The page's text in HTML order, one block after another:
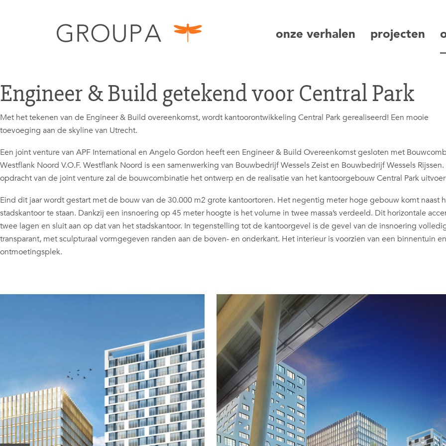
onze verhalen projecten
zoeken
Engineer & Build getekend voor Central Park
Met het tekenen van de Engineer & Build overeenkomst, wordt kantoorontwikkeling Central Park gerealiseerd! Een mooie
toevoeging aan de skyline van Utrecht.
Een joint venture van APF International en Angelo Gordon heeft een Engineer & Build Overeenkomst gesloten met
Westflank Noord V.O.F. Westflank Noord is een samenwerking van Bouwbedrijf Wessels Zeist en Bouwbedrijf Wessels Rijssen.
opdracht van de joint venture zal de bouwcombinatie het ontwerp en de realisatie van het kantoorgebouw Central Park
Eind dit jaar wordt gestart met de bouw van de 30.000 m2 grote kantoortoren. Het negentig meter hoge gebouw komt naast
stadskantoor te staan. Dankzij een insnoering op 45 meter hoogte is het volume in twee massa’s verdeeld. Dit horizontale
twee lagen en sluit aan op dat van het stadskantoor. In tegenstelling tot de kantoorgevel is de gevel van de insnoering
transparant, met sculpturaal vormgegeven randen aan de boven- en onderkant. Het interieur is voorzien van een binnentuin en
ontmoetingsplek.